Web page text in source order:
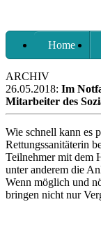
Home
ARCHIV
26.05.2018: Im
Mitarbeiter des
Wie schnell kann es
Rettungssanitäterin
Teilnehmer mit dem
unter anderem die
Wenn möglich und
bringen nicht nur